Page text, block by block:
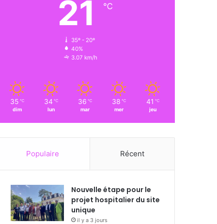
21 ℃
35º - 20º
40%
3.07 km/h
35 ℃
dim
34 ℃
lun
36 ℃
mar
38 ℃
mer
41 ℃
jeu
Populaire Récent
Nouvelle étape pour le
projet hospitalier du site
unique
il y a 3 jours